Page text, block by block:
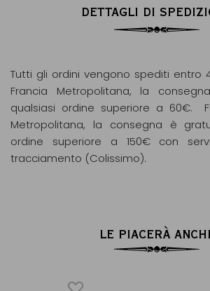
DETTAGLI DI
Tutti gli ordini vengono spediti entro
Francia Metropolitana, la
qualsiasi ordine superiore a 60€.
Metropolitana, la consegna è
ordine superiore a 150€ con
tracciamento (Colissimo).
LE PIACERÀ